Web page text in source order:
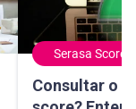
renda e
Serasa Score
Consultar o
Consultar o